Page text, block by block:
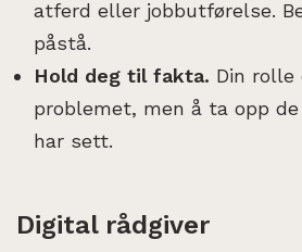
atferd eller jobbutførelse.
påstå.
Hold deg til fakta. Din rolle
problemet, men å ta opp
har sett.
Digital rådgiver